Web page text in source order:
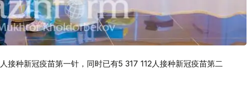
接种新冠疫苗第一针，同时已有5 317 112人接种新冠疫苗第二